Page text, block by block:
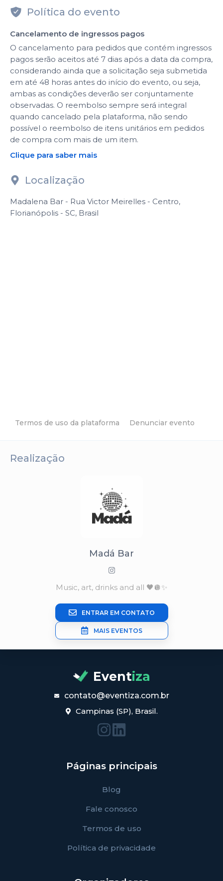
Política do evento
Cancelamento de ingressos pagos
O cancelamento para pedidos que contém ingressos
pagos serão aceitos até 7 dias após a data da compra,
considerando ainda que a solicitação seja submetida
em até 48 horas antes do início do evento, ou seja,
ambas as condições deverão ser conjuntamente
observadas. O reembolso sempre será integral
quando cancelado pela plataforma, não sendo
possível o reembolso de itens unitários em pedidos
de compra com mais de um item.
Clique para saber mais
Localização
Madalena Bar - Rua Victor Meirelles - Centro,
Florianópolis - SC, Brasil
Termos de uso da plataforma Denunciar evento
Realização
Madá Bar
Music, art, drinks and all 🖤🪩✨
ENTRAR EM CONTATO
MAIS EVENTOS
Eventiza
contato@eventiza.com.br
Campinas (SP), Brasil.
Páginas principais
Blog
Fale conosco
Termos de uso
Política de privacidade